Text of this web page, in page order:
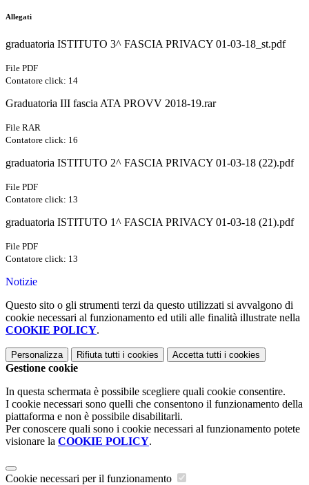
Allegati
graduatoria ISTITUTO 3^ FASCIA PRIVACY 01-03-18_st.pdf
File PDF
Contatore click: 14
Graduatoria III fascia ATA PROVV 2018-19.rar
File RAR
Contatore click: 16
graduatoria ISTITUTO 2^ FASCIA PRIVACY 01-03-18 (22).pdf
File PDF
Contatore click: 13
graduatoria ISTITUTO 1^ FASCIA PRIVACY 01-03-18 (21).pdf
File PDF
Contatore click: 13
Notizie
Questo sito o gli strumenti terzi da questo utilizzati si avvalgono di
cookie necessari al funzionamento ed utili alle finalità illustrate nella
COOKIE POLICY.
Personalizza Rifiuta tutti i cookies Accetta tutti i cookies
Gestione cookie
In questa schermata è possibile scegliere quali cookie consentire.
I cookie necessari sono quelli che consentono il funzionamento della
piattaforma e non è possibile disabilitarli.
Per conoscere quali sono i cookie necessari al funzionamento potete
visionare la COOKIE POLICY.
Cookie necessari per il funzionamento